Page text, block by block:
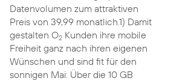
Datenvolumen zum attraktiven
Preis von 39,99 monatlich.1) Damit
gestalten O2Kunden ihre mobile
Freiheit ganz nach ihren eigenen
Wünschen und sind fit für den
sonnigen Mai: Über die 10 GB